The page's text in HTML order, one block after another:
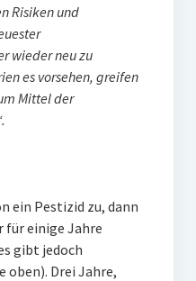
Risiken und
wieder neu zu
es vorsehen, greifen
Mittel der
ein Pestizid zu, dann
für einige Jahre
gibt jedoch
oben). Drei Jahre,